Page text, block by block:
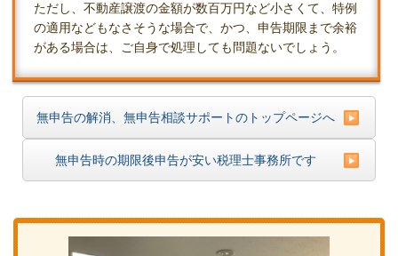
ただし、不動産譲渡の金額が数百万円など小さくて、特例
の適用などもなさそうな場合で、かつ、申告期限まで余裕
がある場合は、ご自身で処理しても問題ないでしょう。
無申告の解消、無申告相談サポートのトップページへ
無申告時の期限後申告が安い税理士事務所です